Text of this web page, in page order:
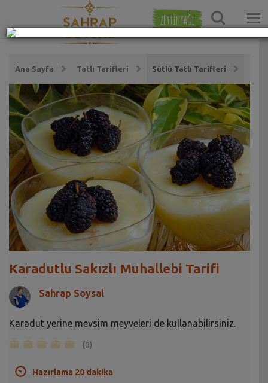
ZEYTİNYAĞI
Ana Sayfa Tatlı Tarifleri Sütlü Tatlı Tarifleri
Karadutlu Sakızlı Muhallebi Tarifi
Sahrap Soysal
Karadut yerine mevsim meyveleri de kullanabilirsiniz.
(0)
Hazırlama 20 dakika